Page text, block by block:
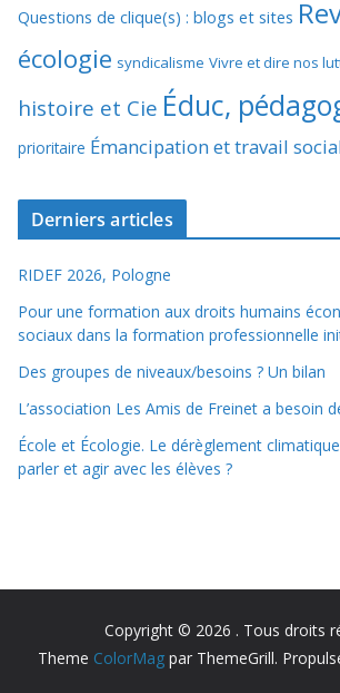
Questions de clique(s) : blogs et sites
écologie syndicalisme Vivre et dire nos
histoire et Cie Éduc,
prioritaire Émancipation et travail
Derniers articles
RIDEF 2026, Pologne
Pour une formation aux droits humains
sociaux dans la formation professionnelle
Des groupes de niveaux/besoins ? Un bilan
L’association Les Amis de Freinet a besoin
École et Écologie. Le dérèglement
parler et agir avec les élèves ?
Copyright © 2026 . Tous droits
Theme ColorMag par ThemeGrill.